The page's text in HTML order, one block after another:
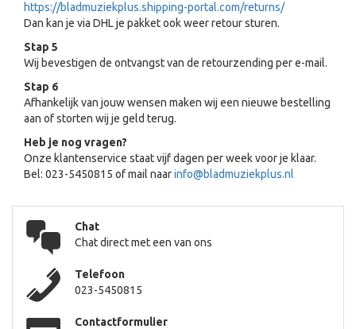
https://bladmuziekplus.shipping-portal.com/returns/
Dan kan je via DHL je pakket ook weer retour sturen.
Stap 5
Wij bevestigen de ontvangst van de retourzending per e-mail.
Stap 6
Afhankelijk van jouw wensen maken wij een nieuwe bestelling
aan of storten wij je geld terug.
Heb je nog vragen?
Onze klantenservice staat vijf dagen per week voor je klaar.
Bel: 023-5450815 of mail naarinfo@bladmuziekplus.nl
Chat
Chat direct met een van ons
Telefoon
023-5450815
Contactformulier